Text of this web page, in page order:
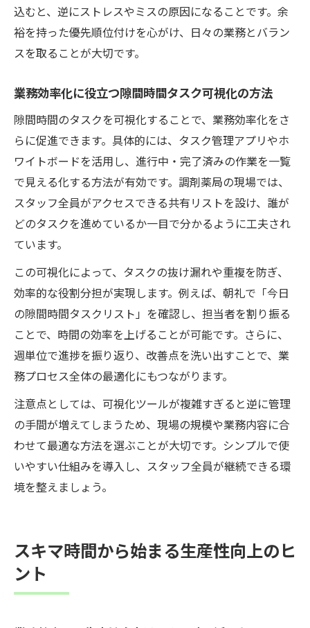
込むと、逆にストレスやミスの原因になることです。余
裕を持った優先順位付けを心がけ、日々の業務とバラン
スを取ることが大切です。
業務効率化に役立つ隙間時間タスク可視化の方法
隙間時間のタスクを可視化することで、業務効率化をさ
らに促進できます。具体的には、タスク管理アプリやホ
ワイトボードを活用し、進行中・完了済みの作業を一覧
で見える化する方法が有効です。調剤薬局の現場では、
スタッフ全員がアクセスできる共有リストを設け、誰が
どのタスクを進めているか一目で分かるように工夫され
ています。
この可視化によって、タスクの抜け漏れや重複を防ぎ、
効率的な役割分担が実現します。例えば、朝礼で「今日
の隙間時間タスクリスト」を確認し、担当者を割り振る
ことで、時間の効率を上げることが可能です。さらに、
週単位で進捗を振り返り、改善点を洗い出すことで、業
務プロセス全体の最適化にもつながります。
注意点としては、可視化ツールが複雑すぎると逆に管理
の手間が増えてしまうため、現場の規模や業務内容に合
わせて最適な方法を選ぶことが大切です。シンプルで使
いやすい仕組みを導入し、スタッフ全員が継続できる環
境を整えましょう。
スキマ時間から始まる生産性向上のヒ
ント